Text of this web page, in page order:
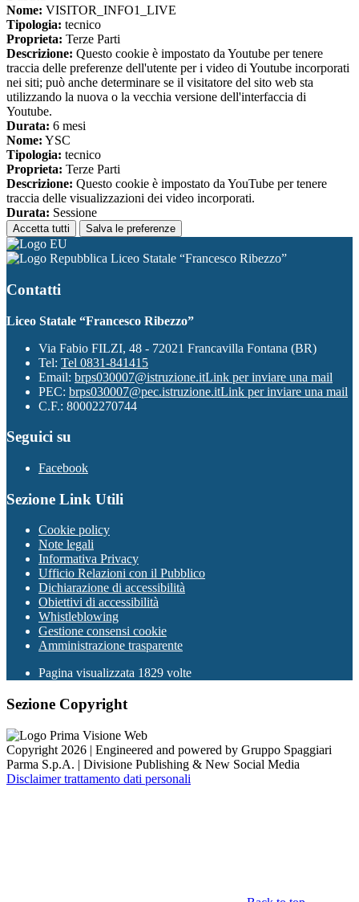
Nome: VISITOR_INFO1_LIVE
Tipologia: tecnico
Proprieta: Terze Parti
Descrizione: Questo cookie è impostato da Youtube per tenere
traccia delle preferenze dell'utente per i video di Youtube incorporati
nei siti; può anche determinare se il visitatore del sito web sta
utilizzando la nuova o la vecchia versione dell'interfaccia di
Youtube.
Durata: 6 mesi
Nome: YSC
Tipologia: tecnico
Proprieta: Terze Parti
Descrizione: Questo cookie è impostato da YouTube per tenere
traccia delle visualizzazioni dei video incorporati.
Durata: Sessione
Accetta tutti Salva le preferenze
Liceo Statale “Francesco Ribezzo”
Contatti
Liceo Statale “Francesco Ribezzo”
Via Fabio FILZI, 48 - 72021 Francavilla Fontana (BR)
Tel: Tel 0831-841415
Email: brps030007@istruzione.itLink per inviare una mail
PEC: brps030007@pec.istruzione.itLink per inviare una mail
C.F.: 80002270744
Seguici su
Facebook
Sezione Link Utili
Cookie policy
Note legali
Informativa Privacy
Ufficio Relazioni con il Pubblico
Dichiarazione di accessibilità
Obiettivi di accessibilità
Whistleblowing
Gestione consensi cookie
Amministrazione trasparente
Pagina visualizzata 1829 volte
Sezione Copyright
Copyright 2026 | Engineered and powered by Gruppo Spaggiari
Parma S.p.A. | Divisione Publishing & New Social Media
Disclaimer trattamento dati personali